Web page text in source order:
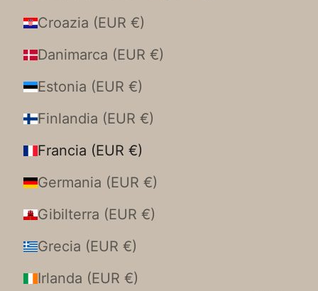
Croazia (EUR €)
Danimarca (EUR €)
Estonia (EUR €)
Finlandia (EUR €)
Francia (EUR €)
Germania (EUR €)
Gibilterra (EUR €)
Grecia (EUR €)
Irlanda (EUR €)